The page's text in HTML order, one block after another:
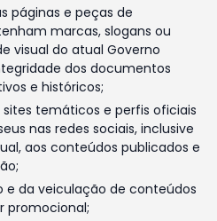
páginas e peças de
marcas, slogans ou
visual do atual Governo
dos documentos
e históricos;
temáticos e perfis oficiais
nas redes sociais, inclusive
aos conteúdos publicados e
e da veiculação de conteúdos
promocional;